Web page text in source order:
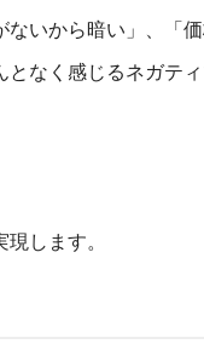
いから暗い」、「
なく感じるネガテ
します。